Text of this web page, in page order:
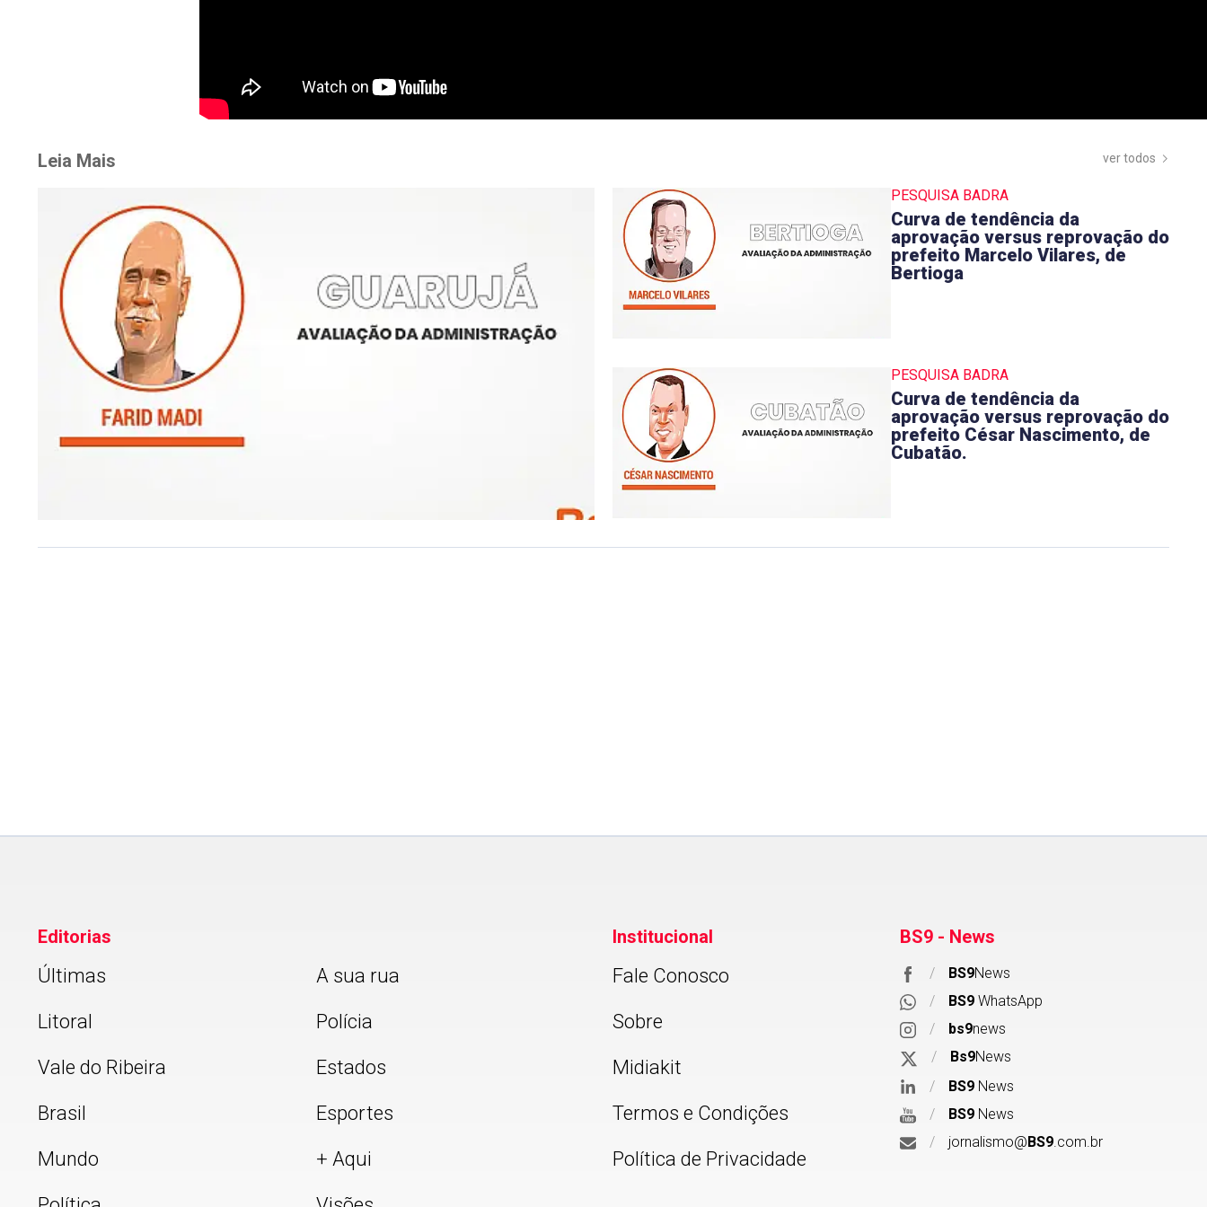
Leia Mais ver todos
PESQUISA BADRA
Curva de tendência da
aprovação versus reprovação do
prefeito Marcelo Vilares, de
Bertioga
PESQUISA BADRA
Curva de tendência da
aprovação versus reprovação do
prefeito César Nascimento, de
Cubatão.
Editorias
Últimas
Litoral
Vale do Ribeira
Brasil
Mundo
A sua rua
Polícia
Estados
Esportes
+ Aqui
Institucional
Fale Conosco
Sobre
Midiakit
Termos e Condições
Política de Privacidade
BS9 - News
/ BS9News
/
BS9 WhatsApp
/
bs9news
/
Bs9News
/
BS9 News
/
BS9 News
/
jornalismo@BS9 .com.br